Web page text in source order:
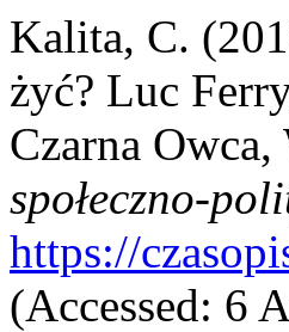
Kalita, C.
żyć? Luc
Czarna
społeczno-
https://
(Accessed: 6